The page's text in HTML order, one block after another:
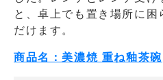
と、卓上でも置き場所に困
だけます。
商品名：美濃焼 重ね釉茶碗